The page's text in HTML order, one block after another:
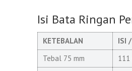
Isi Bata Ringan
KETEBALAN ISI
Tebal 75 mm
111